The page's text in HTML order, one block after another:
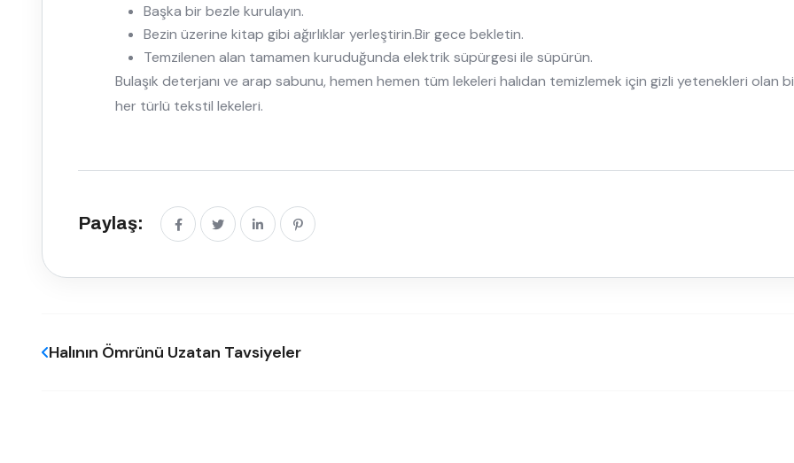
Başka bir bezle kurulayın.
Bezin üzerine kitap gibi ağırlıklar yerleştirin.Bir gece bekletin.
Temzilenen alan tamamen kuruduğunda elektrik süpürgesi ile süpürün.
Bulaşık deterjanı ve arap sabunu, hemen hemen tüm lekeleri halıdan temizlemek için gizli yetenekleri
her türlü tekstil lekeleri.
Paylaş:
Halının Ömrünü Uzatan Tavsiyeler